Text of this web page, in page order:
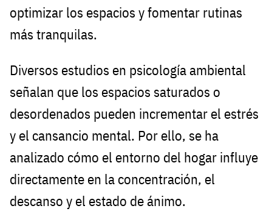
optimizar los espacios y fomentar rutinas
más tranquilas.
Diversos estudios en psicología ambiental
señalan que los espacios saturados o
desordenados pueden incrementar el estrés
y el cansancio mental. Por ello, se ha
analizado cómo el entorno del hogar influye
directamente en la concentración, el
descanso y el estado de ánimo.